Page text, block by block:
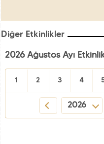
Diğer Etkinlikler
2026 Ağustos Ayı
1 2 3 4
2026